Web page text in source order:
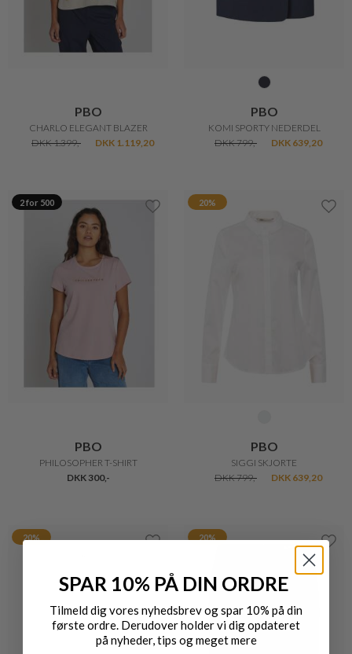
PBO
CHARLO ELEGANT BLAZER
DKK 1.399,-
DKK 1.119,20
PBO
KOMI SPORTY NEDERDEL
DKK 799,-
DKK 639,20
2 for 500
PBO
PHILOSOPHER T-SHIRT
DKK 300,-
20%
PBO
SIGGI SKJORTE
DKK 799,-
DKK 639,20
20% 20%
SPAR 10% PÅ DIN ORDRE
Tilmeld dig vores nyhedsbrev og spar 10% på din
første ordre. Derudover holder vi dig opdateret
på nyheder, tips og meget mere